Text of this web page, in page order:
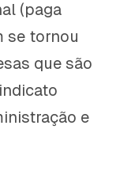
(paga
se tornou
que são
e